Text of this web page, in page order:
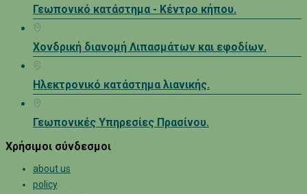
Γεωπονικό κατάστημα - Κέντρο κήπου.
Χονδρική διανομή Λιπασμάτων και εφοδίων.
Ηλεκτρονικό κατάστημα λιανικής.
Γεωπονικές Υπηρεσίες Πρασίνου.
Χρήσιμοι σύνδεσμοι
about us
policy